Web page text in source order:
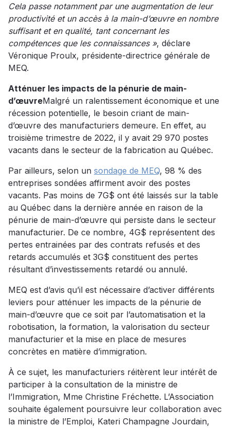
Cela passe notamment par une augmentation de leur
productivité et un accès à la main-d’œuvre en nombre
suffisant et en qualité, tant concernant les
compétences que les connaissances », déclare
Véronique Proulx, présidente-directrice générale de
MEQ.
Atténuer les impacts de la pénurie de main-
d’œuvreMalgré un ralentissement économique et une
récession potentielle, le besoin criant de main-
d’œuvre des manufacturiers demeure. En effet, au
troisième trimestre de 2022, il y avait 29 970 postes
vacants dans le secteur de la fabrication au Québec.
Par ailleurs, selon un sondage de MEQ, 98 % des
entreprises sondées affirment avoir des postes
vacants. Pas moins de 7G$ ont été laissés sur la table
au Québec dans la dernière année en raison de la
pénurie de main-d’œuvre qui persiste dans le secteur
manufacturier. De ce nombre, 4G$ représentent des
pertes entrainées par des contrats refusés et des
retards accumulés et 3G$ constituent des pertes
résultant d’investissements retardé ou annulé.
MEQ est d’avis qu’il est nécessaire d’activer différents
leviers pour atténuer les impacts de la pénurie de
main-d’œuvre que ce soit par l’automatisation et la
robotisation, la formation, la valorisation du secteur
manufacturier et la mise en place de mesures
concrètes en matière d’immigration.
À ce sujet, les manufacturiers réitèrent leur intérêt de
participer à la consultation de la ministre de
l’Immigration, Mme Christine Fréchette. L’Association
souhaite également poursuivre leur collaboration avec
la ministre de l’Emploi, Kateri Champagne Jourdain,